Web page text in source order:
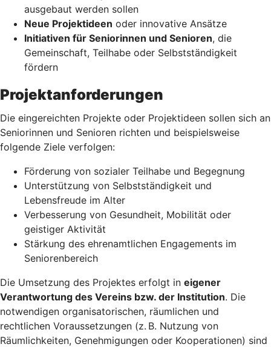
ausgebaut werden sollen
Neue Projektideen oder innovative Ansätze
Initiativen für Seniorinnen und Senioren, die
Gemeinschaft, Teilhabe oder Selbstständigkeit
fördern
Projektanforderungen
Die eingereichten Projekte oder Projektideen sollen sich an
Seniorinnen und Senioren richten und beispielsweise
folgende Ziele verfolgen:
Förderung von sozialer Teilhabe und Begegnung
Unterstützung von Selbstständigkeit und
Lebensfreude im Alter
Verbesserung von Gesundheit, Mobilität oder
geistiger Aktivität
Stärkung des ehrenamtlichen Engagements im
Seniorenbereich
Die Umsetzung des Projektes erfolgt in eigener
Verantwortung des Vereins bzw. der Institution. Die
notwendigen organisatorischen, räumlichen und
rechtlichen Voraussetzungen (z. B. Nutzung von
Räumlichkeiten, Genehmigungen oder Kooperationen) sind